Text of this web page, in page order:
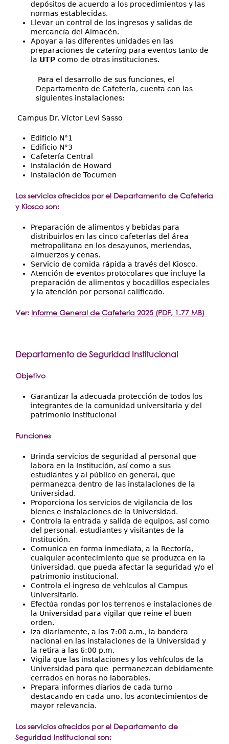
depósitos de acuerdo a los procedimientos y las
normas establecidas.
Llevar un control de los ingresos y salidas de
mercancía del Almacén.
Apoyar a las diferentes unidades en las
preparaciones de catering para eventos tanto de
la UTP como de otras instituciones.
Para el desarrollo de sus funciones, el
Departamento de Cafetería, cuenta con las
siguientes instalaciones:
Campus Dr. Víctor Levi Sasso
Edificio N°1
Edificio N°3
Cafetería Central
Instalación de Howard
Instalación de Tocumen
Los servicios ofrecidos por el Departamento de Cafetería
y Kiosco son:
Preparación de alimentos y bebidas para
distribuirlos en las cinco cafeterías del área
metropolitana en los desayunos, meriendas,
almuerzos y cenas.
Servicio de comida rápida a través del Kiosco.
Atención de eventos protocolares que incluye la
preparación de alimentos y bocadillos especiales
y la atención por personal calificado.
Ver: Informe General de Cafetería 2025 (PDF, 1.77 MB)
Departamento de Seguridad Institucional
Objetivo
Garantizar la adecuada protección de todos los
integrantes de la comunidad universitaria y del
patrimonio institucional
Funciones
Brinda servicios de seguridad al personal que
labora en la Institución, así como a sus
estudiantes y al público en general, que
permanezca dentro de las instalaciones de la
Universidad.
Proporciona los servicios de vigilancia de los
bienes e instalaciones de la Universidad.
Controla la entrada y salida de equipos, así como
del personal, estudiantes y visitantes de la
Institución.
Comunica en forma inmediata, a la Rectoría,
cualquier acontecimiento que se produzca en la
Universidad, que pueda afectar la seguridad y/o el
patrimonio institucional.
Controla el ingreso de vehículos al Campus
Universitario.
Efectúa rondas por los terrenos e instalaciones de
la Universidad para vigilar que reine el buen
orden.
Iza diariamente, a las 7:00 a.m., la bandera
nacional en las instalaciones de la Universidad y
la retira a las 6:00 p.m.
Vigila que las instalaciones y los vehículos de la
Universidad para que permanezcan debidamente
cerrados en horas no laborables.
Prepara informes diarios de cada turno
destacando en cada uno, los acontecimientos de
mayor relevancia.
Los servicios ofrecidos por el Departamento de
Seguridad Institucional son: